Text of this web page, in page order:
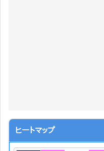
ヒートマップ